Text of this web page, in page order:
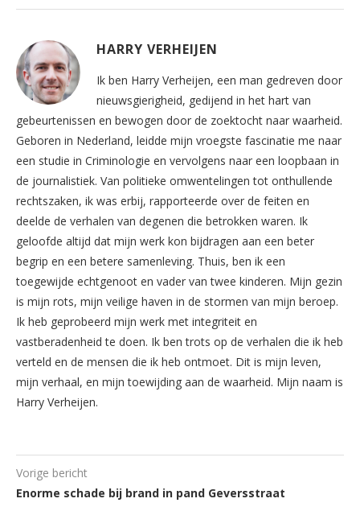
HARRY VERHEIJEN
Ik ben Harry Verheijen, een man gedreven door
nieuwsgierigheid, gedijend in het hart van
gebeurtenissen en bewogen door de zoektocht naar waarheid.
Geboren in Nederland, leidde mijn vroegste fascinatie me naar
een studie in Criminologie en vervolgens naar een loopbaan in
de journalistiek. Van politieke omwentelingen tot onthullende
rechtszaken, ik was erbij, rapporteerde over de feiten en
deelde de verhalen van degenen die betrokken waren. Ik
geloofde altijd dat mijn werk kon bijdragen aan een beter
begrip en een betere samenleving. Thuis, ben ik een
toegewijde echtgenoot en vader van twee kinderen. Mijn gezin
is mijn rots, mijn veilige haven in de stormen van mijn beroep.
Ik heb geprobeerd mijn werk met integriteit en
vastberadenheid te doen. Ik ben trots op de verhalen die ik heb
verteld en de mensen die ik heb ontmoet. Dit is mijn leven,
mijn verhaal, en mijn toewijding aan de waarheid. Mijn naam is
Harry Verheijen.
Vorige bericht
Enorme schade bij brand in pand Geversstraat